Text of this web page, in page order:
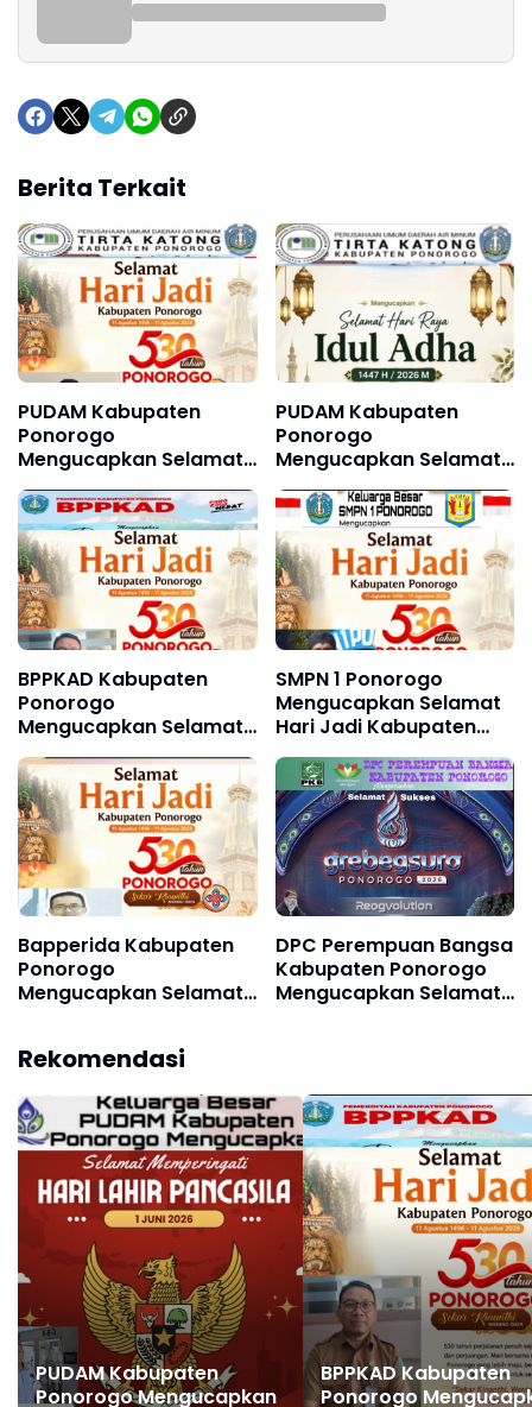
Berita Terkait
PUDAM Kabupaten
Ponorogo
Mengucapkan Selamat
Hari Jadi Kabupaten
Ponorogo ke 530 11
Agustus 1496 - 11
Agustus 2026
PUDAM Kabupaten
Ponorogo
Mengucapkan Selamat
Hari Raya Idul Adha 1447
H / 2026 M
BPPKAD Kabupaten
Ponorogo
Mengucapkan Selamat
Hari Jadi Kabupaten
Ponorogo ke 530, 11
Agustus 1496 - 11
Agustus 2026
SMPN 1 Ponorogo
Mengucapkan Selamat
Hari Jadi Kabupaten
Ponorogo ke 530, 11
Agustus 1496 - 11
Agustus 2026
Bapperida Kabupaten
Ponorogo
Mengucapkan Selamat
Agustus 1496 - 11
Agustus 2026
DPC Perempuan Bangsa
Kabupaten Ponorogo
Mengucapkan Selamat
Rekomendasi
PUDAM Kabupaten
Ponorogo Mengucapkan
BPPKAD Kabupaten
Ponorogo